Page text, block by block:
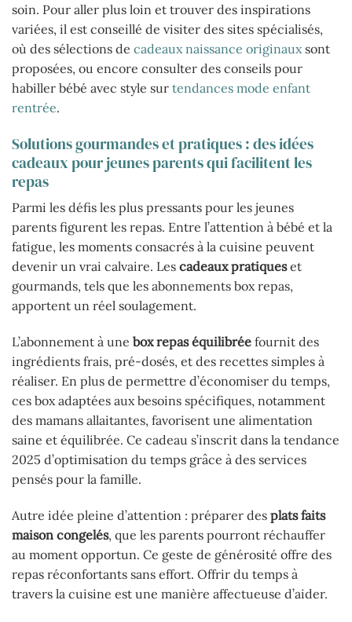
soin. Pour aller plus loin et trouver des inspirations
variées, il est conseillé de visiter des sites spécialisés,
où des sélections de cadeaux naissance originaux sont
proposées, ou encore consulter des conseils pour
habiller bébé avec style sur tendances mode enfant
rentrée.
Solutions gourmandes et pratiques : des idées
cadeaux pour jeunes parents qui facilitent les
repas
Parmi les défis les plus pressants pour les jeunes
parents figurent les repas. Entre l’attention à bébé et la
fatigue, les moments consacrés à la cuisine peuvent
devenir un vrai calvaire. Les cadeaux pratiqueset
gourmands, tels que les abonnements box repas,
apportent un réel soulagement.
L’abonnement à une box repas équilibrée fournit des
ingrédients frais, pré-dosés, et des recettes simples à
réaliser. En plus de permettre d’économiser du temps,
ces box adaptées aux besoins spécifiques, notamment
des mamans allaitantes, favorisent une alimentation
saine et équilibrée. Ce cadeau s’inscrit dans la tendance
2025 d’optimisation du temps grâce à des services
pensés pour la famille.
Autre idée pleine d’attention : préparer des plats faits
maison congelés, que les parents pourront réchauffer
au moment opportun. Ce geste de générosité offre des
repas réconfortants sans effort. Offrir du temps à
travers la cuisine est une manière affectueuse d’aider.